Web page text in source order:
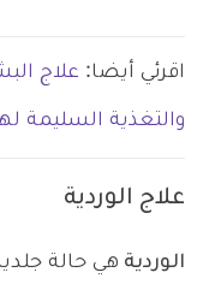
اقرئي أيضا: علاج
والتغذية السليمة
علاج الوردية
الوردية هي حالة